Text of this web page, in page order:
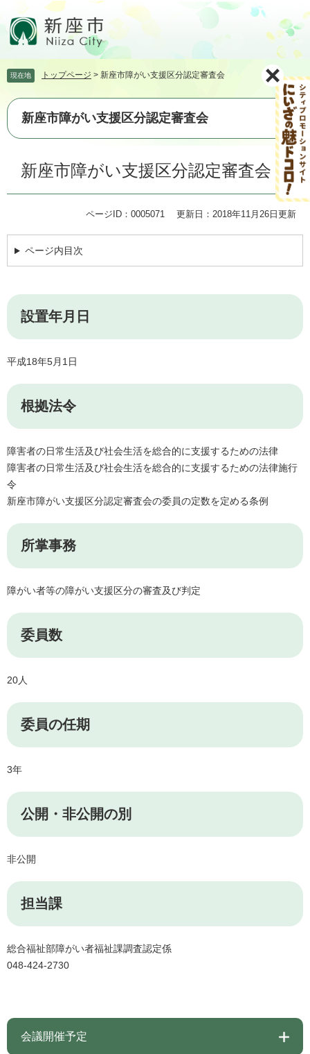
頭
す。
飛
し
て
現在地 トップページ > 新座市障がい支援区分認定審査会
新座市障がい支援区分認定審査会
新座市障がい支援区分認定審査会
ページID：0005071 更新日：2018年11月26日更新
ページ内目次
設置年月日
平成18年5月1日
根拠法令
障害者の日常生活及び社会生活を総合的に支援するための法律
障害者の日常生活及び社会生活を総合的に支援するための法律施行
令
新座市障がい支援区分認定審査会の委員の定数を定める条例
所掌事務
障がい者等の障がい支援区分の審査及び判定
委員数
20人
委員の任期
3年
公開・非公開の別
非公開
担当課
総合福祉部障がい者福祉課調査認定係
048-424-2730
会議開催予定